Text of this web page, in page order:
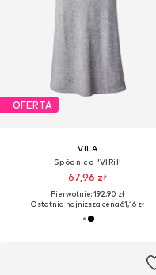
OFERTA
VILA
Spódnica 'VIRil'
67,96 zł
Pierwotnie: 192,90 zł
Ostatnia najniższa cena:61,16 zł